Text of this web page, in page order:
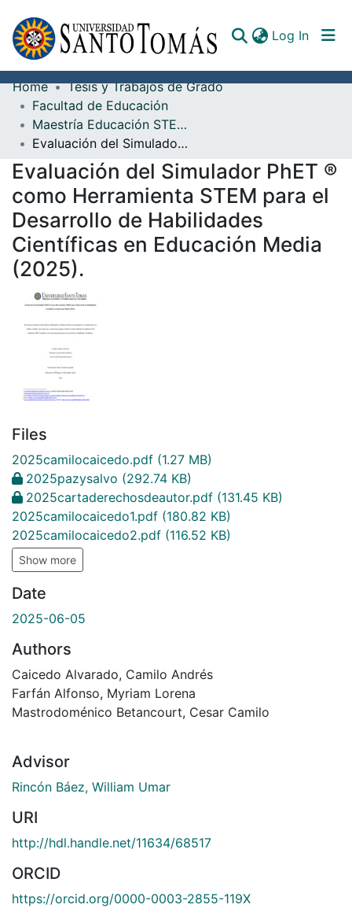
Log In
Communities & Collections
All of DSpace
Documents
Home
Tesis y Trabajos de Grado
Facultad de Educación
Maestría Educación STEM para el Desarrollo Social
Evaluación del Simulador PhET ® como Herramienta STEM para el Desarrollo de Habilidades Científicas en Educación Media (2025).
Evaluación del Simulador PhET ®
como Herramienta STEM para el
Desarrollo de Habilidades
Científicas en Educación Media
(2025).
Files
2025camilocaicedo.pdf (1.27 MB)
2025pazysalvo (292.74 KB)
2025cartaderechosdeautor.pdf (131.45 KB)
2025camilocaicedo1.pdf (180.82 KB)
2025camilocaicedo2.pdf (116.52 KB)
Show more
Date
2025-06-05
Authors
Caicedo Alvarado, Camilo Andrés
Farfán Alfonso, Myriam Lorena
Mastrodoménico Betancourt, Cesar Camilo
Advisor
Rincón Báez, William Umar
URI
http://hdl.handle.net/11634/68517
ORCID
https://orcid.org/0000-0003-2855-119X